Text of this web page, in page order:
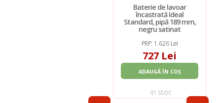
Baterie de lavoar
încastrată Ideal
Standard, pipă 189 mm,
negru satinat
PRP: 1.626 Lei
727 Lei
ADAUGĂ ÎN COȘ
in stoc